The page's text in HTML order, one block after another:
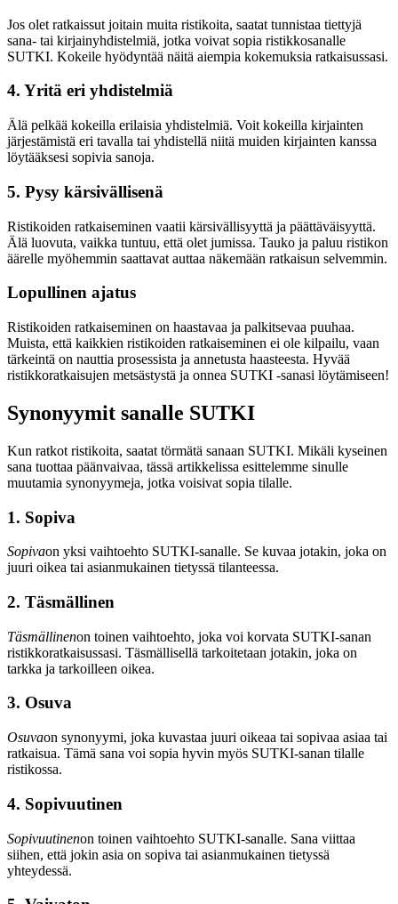
Jos olet ratkaissut joitain muita ristikoita, saatat tunnistaa tiettyjä
sana- tai kirjainyhdistelmiä, jotka voivat sopia ristikkosanalle
SUTKI. Kokeile hyödyntää näitä aiempia kokemuksia ratkaisussasi.
4. Yritä eri yhdistelmiä
Älä pelkää kokeilla erilaisia yhdistelmiä. Voit kokeilla kirjainten
järjestämistä eri tavalla tai yhdistellä niitä muiden kirjainten kanssa
löytääksesi sopivia sanoja.
5. Pysy kärsivällisenä
Ristikoiden ratkaiseminen vaatii kärsivällisyyttä ja päättäväisyyttä.
Älä luovuta, vaikka tuntuu, että olet jumissa. Tauko ja paluu ristikon
äärelle myöhemmin saattavat auttaa näkemään ratkaisun selvemmin.
Lopullinen ajatus
Ristikoiden ratkaiseminen on haastavaa ja palkitsevaa puuhaa.
Muista, että kaikkien ristikoiden ratkaiseminen ei ole kilpailu, vaan
tärkeintä on nauttia prosessista ja annetusta haasteesta. Hyvää
ristikkoratkaisujen metsästystä ja onnea SUTKI -sanasi löytämiseen!
Synonyymit sanalle SUTKI
Kun ratkot ristikoita, saatat törmätä sanaan SUTKI. Mikäli kyseinen
sana tuottaa päänvaivaa, tässä artikkelissa esittelemme sinulle
muutamia synonyymeja, jotka voisivat sopia tilalle.
1. Sopiva
Sopivaon yksi vaihtoehto SUTKI-sanalle. Se kuvaa jotakin, joka on
juuri oikea tai asianmukainen tietyssä tilanteessa.
2. Täsmällinen
Täsmällinenon toinen vaihtoehto, joka voi korvata SUTKI-sanan
ristikkoratkaisussasi. Täsmällisellä tarkoitetaan jotakin, joka on
tarkka ja tarkoilleen oikea.
3. Osuva
Osuvaon synonyymi, joka kuvastaa juuri oikeaa tai sopivaa asiaa tai
ratkaisua. Tämä sana voi sopia hyvin myös SUTKI-sanan tilalle
ristikossa.
4. Sopivuutinen
Sopivuutinenon toinen vaihtoehto SUTKI-sanalle. Sana viittaa
siihen, että jokin asia on sopiva tai asianmukainen tietyssä
yhteydessä.